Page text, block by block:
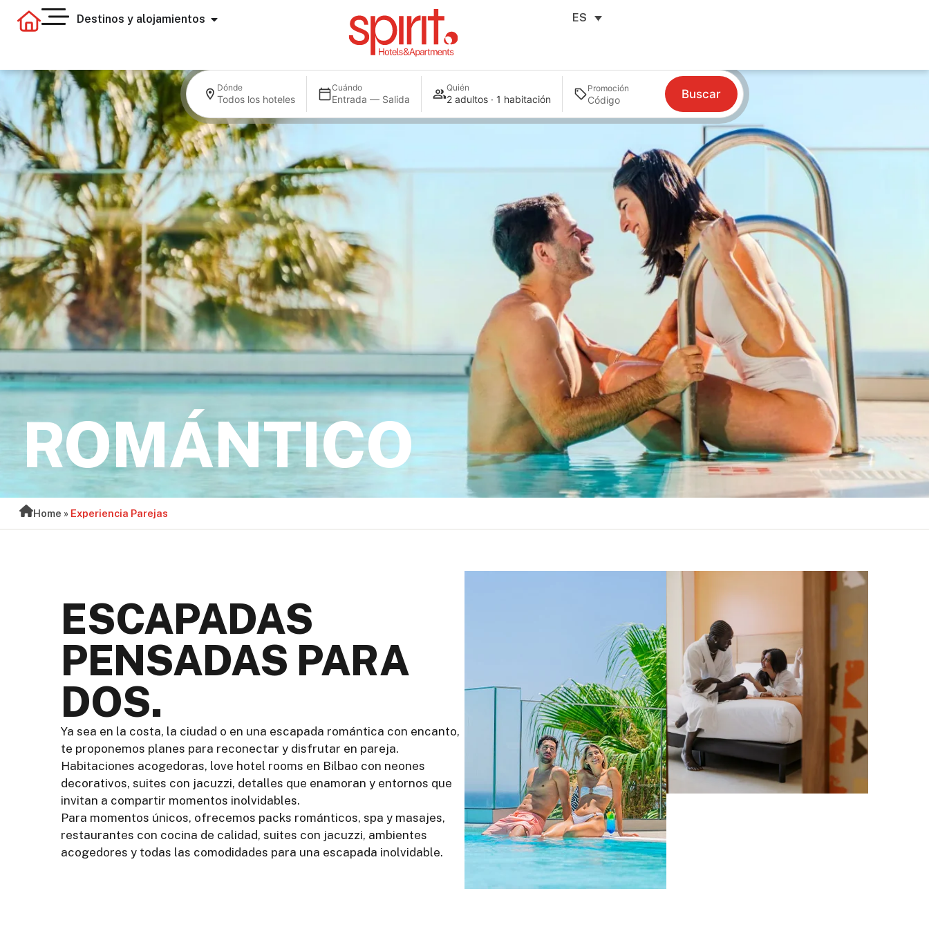
Destinos y alojamientos ES
Dónde
Todos los hoteles
Cuándo
Entrada — Salida
Quién
2 adultos · 1 habitación
Promoción Buscar
ROMÁNTICO
Home » Experiencia Parejas
ESCAPADAS
PENSADAS PARA
DOS.
Ya sea en la costa, la ciudad o en una escapada romántica con encanto,
te proponemos planes para reconectar y disfrutar en pareja.
Habitaciones acogedoras, love hotel rooms en Bilbao con neones
decorativos, suites con jacuzzi, detalles que enamoran y entornos que
invitan a compartir momentos inolvidables.
Para momentos únicos, ofrecemos packs románticos, spa y masajes,
restaurantes con cocina de calidad, suites con jacuzzi, ambientes
acogedores y todas las comodidades para una escapada inolvidable.